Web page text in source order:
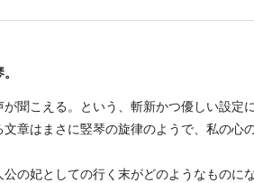
聞こえる。という、斬新かつ優しい設定
章はまさに竪琴の旋律のようで、私の心
の妃としての行く末がどのようなものに